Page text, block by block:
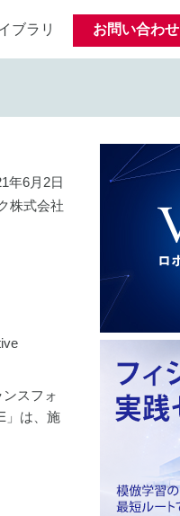
ブラリ お問い合わせ
年6月2日
株式会社
スフォ
」は、施